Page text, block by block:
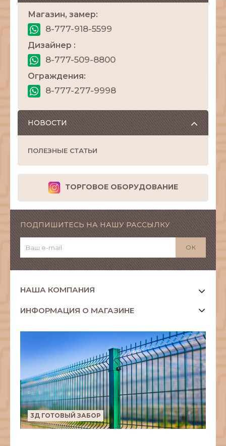
Магазин, замер:
8-777-918-5599
Дизайнер :
8-777-509-8800
Ограждения:
8-777-277-9998
НОВОСТИ
ПОЛЕЗНЫЕ СТАТЬИ
ТОРГОВОЕ ОБОРУДОВАНИЕ
ПОДПИШИТЕСЬ НА НАШУ РАССЫЛКУ
НАША КОМПАНИЯ
ИНФОРМАЦИЯ О МАГАЗИНЕ
3Д ГОТОВЫЙ ЗАБОР